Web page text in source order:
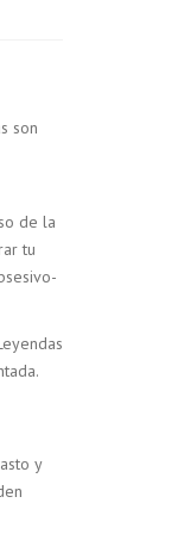
son
de la
tu
y